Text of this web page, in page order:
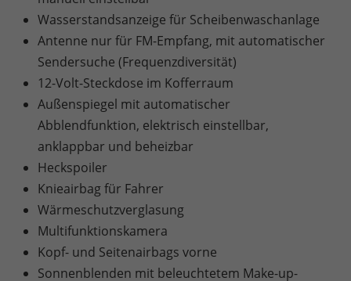
Wasserstandsanzeige für Scheibenwaschanlage
Antenne nur für FM-Empfang, mit automatischer
Sendersuche (Frequenzdiversität)
12-Volt-Steckdose im Kofferraum
Außenspiegel mit automatischer
Abblendfunktion, elektrisch einstellbar,
anklappbar und beheizbar
Heckspoiler
Knieairbag für Fahrer
Wärmeschutzverglasung
Multifunktionskamera
Kopf- und Seitenairbags vorne
Sonnenblenden mit beleuchtetem Make-up-